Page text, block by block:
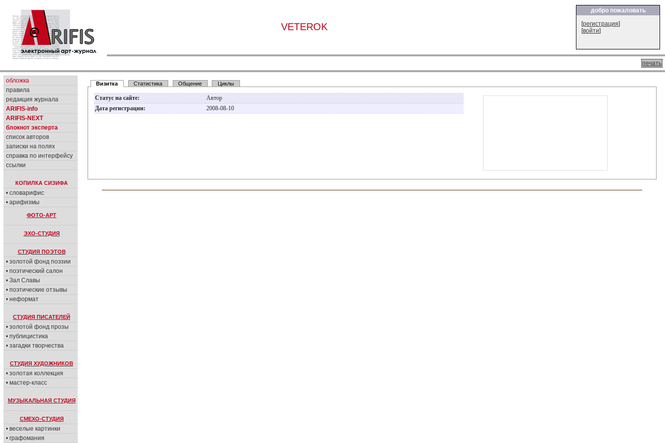
VETEROK
добро пожаловать
[регистрация]
[войти]
печать
обложка
правила
редакция журнала
ARIFIS-info
ARIFIS-NEXT
блокнот эксперта
список авторов
записки на полях
справка по интерфейсу
ссылки
КОПИЛКА СИЗИФА
• словарифис
• арифизмы
ФОТО-АРТ
ЭХО-СТУДИЯ
СТУДИЯ ПОЭТОВ
• золотой фонд поэзии
• поэтический салон
• Зал Славы
• поэтические отзывы
• неформат
СТУДИЯ ПИСАТЕЛЕЙ
• золотой фонд прозы
• публицистика
• загадки творчества
СТУДИЯ ХУДОЖНИКОВ
• золотая коллекция
• мастер-класс
МУЗЫКАЛЬНАЯ СТУДИЯ
СМЕХО-СТУДИЯ
• веселые картинки
• графомания
Визитка Статистика Общение Циклы
Статус на сайте:
Автор
Дата регистрации:
2008-08-10